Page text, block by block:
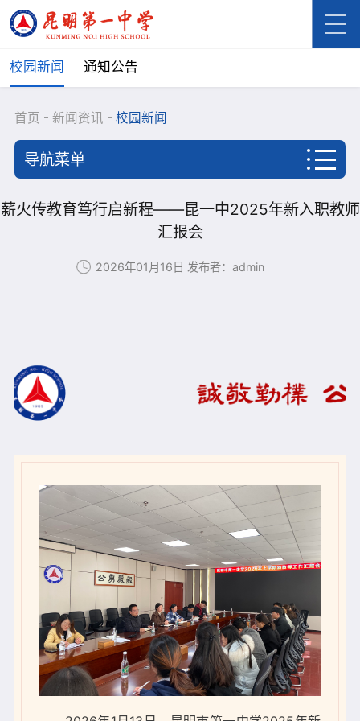
校园新闻 通知公告
首页 新闻资讯 校园新闻
导航菜单
首页
新闻资讯
学生成长
薪火传教育笃行启新程——昆一中2025年新入职教师
汇报会
2026年01月16日 发布者：admin